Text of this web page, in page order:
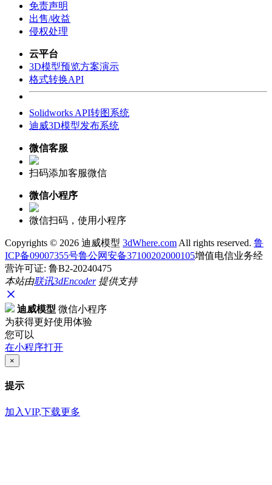
免责声明
出售/收益
侵权处理
云平台
3D模型预览方案演示
格式转换API
Solidworks API转图系统
迪威3D模型发布系统
微信客服
扫码添加客服微信
微信小程序
微信扫码，使用小程序
Copyrights © 2026 迪威模型 3dWhere.com All rights reserved. 鲁
ICP备09007355号鲁公网安备37100202000105增值电信业务经
营许可证: 鲁B2-20240475
本站由联讯3dEncoder提供支持
迪威模型 微信小程序
为获得更好使用体验
您可以
在小程序打开
×
提示
加入VIP,下载更多